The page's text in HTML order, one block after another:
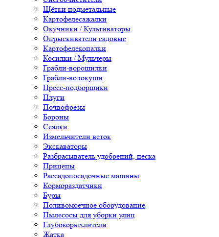
Щётки подметальные
Картофелесажалки
Окучники / Культиваторы
Опрыскиватели садовые
Картофелекопалки
Косилки / Мульчеры
Грабли-ворошилки
Грабли-волокуши
Пресс-подборщики
Плуги
Почвофрезы
Бороны
Сеялки
Измельчители веток
Экскаваторы
Разбрасыватель удобрений, песка
Прицепы
Рассадопосадочные машины
Кормораздатчики
Буры
Поливомоечное оборудование
Пылесосы для уборки улиц
Глубокорыхлители
Жатка